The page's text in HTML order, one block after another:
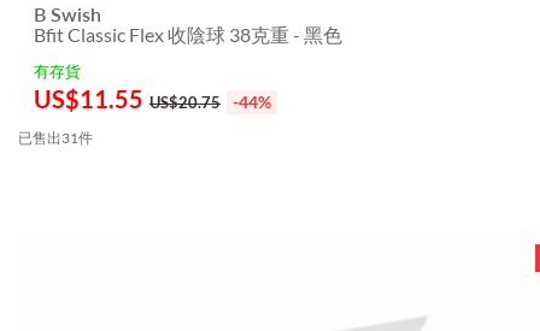
B Swish
Bfit Classic Flex 收陰球 38克重 - 黑色
有存貨
US$11.55 US$20.75 -44%
已售出31件